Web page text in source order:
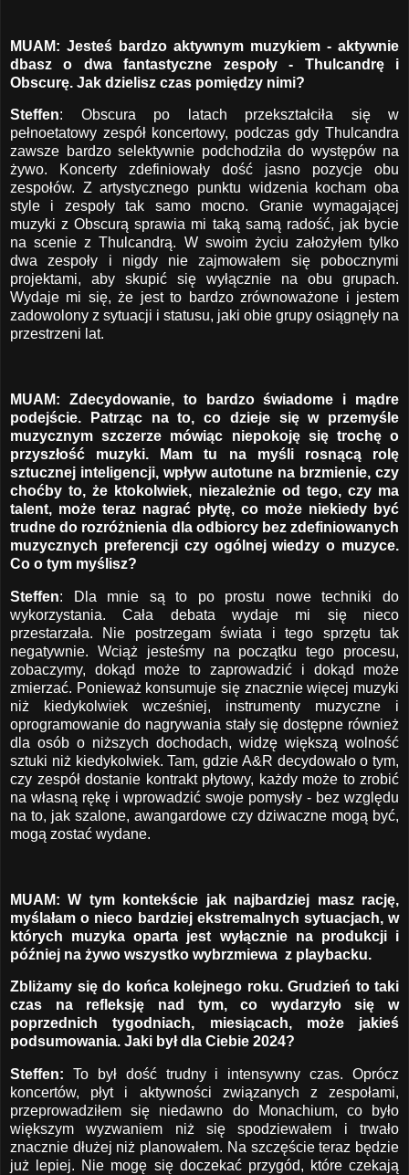
MUAM: Jesteś bardzo aktywnym muzykiem - aktywnie
dbasz o dwa fantastyczne zespoły - Thulcandrę i
Obscurę. Jak dzielisz czas pomiędzy nimi?
Steffen: Obscura po latach przekształciła się w
pełnoetatowy zespół koncertowy, podczas gdy Thulcandra
zawsze bardzo selektywnie podchodziła do występów na
żywo. Koncerty zdefiniowały dość jasno pozycje obu
zespołów. Z artystycznego punktu widzenia kocham oba
style i zespoły tak samo mocno. Granie wymagającej
muzyki z Obscurą sprawia mi taką samą radość, jak bycie
na scenie z Thulcandrą. W swoim życiu założyłem tylko
dwa zespoły i nigdy nie zajmowałem się pobocznymi
projektami, aby skupić się wyłącznie na obu grupach.
Wydaje mi się, że jest to bardzo zrównoważone i jestem
zadowolony z sytuacji i statusu, jaki obie grupy osiągnęły na
przestrzeni lat.
MUAM: Zdecydowanie, to bardzo świadome i mądre
podejście. Patrząc na to, co dzieje się w przemyśle
muzycznym szczerze mówiąc niepokoję się trochę o
przyszłość muzyki. Mam tu na myśli rosnącą rolę
sztucznej inteligencji, wpływ autotune na brzmienie, czy
choćby to, że ktokolwiek, niezależnie od tego, czy ma
talent, może teraz nagrać płytę, co może niekiedy być
trudne do rozróżnienia dla odbiorcy bez zdefiniowanych
muzycznych preferencji czy ogólnej wiedzy o muzyce.
Co o tym myślisz?
Steffen: Dla mnie są to po prostu nowe techniki do
wykorzystania. Cała debata wydaje mi się nieco
przestarzała. Nie postrzegam świata i tego sprzętu tak
negatywnie. Wciąż jesteśmy na początku tego procesu,
zobaczymy, dokąd może to zaprowadzić i dokąd może
zmierzać. Ponieważ konsumuje się znacznie więcej muzyki
niż kiedykolwiek wcześniej, instrumenty muzyczne i
oprogramowanie do nagrywania stały się dostępne również
dla osób o niższych dochodach, widzę większą wolność
sztuki niż kiedykolwiek. Tam, gdzie A&R decydowało o tym,
czy zespół dostanie kontrakt płytowy, każdy może to zrobić
na własną rękę i wprowadzić swoje pomysły - bez względu
na to, jak szalone, awangardowe czy dziwaczne mogą być,
mogą zostać wydane.
MUAM: W tym kontekście jak najbardziej masz rację,
myślałam o nieco bardziej ekstremalnych sytuacjach, w
których muzyka oparta jest wyłącznie na produkcji i
później na żywo wszystko wybrzmiewa z playbacku.
Zbliżamy się do końca kolejnego roku. Grudzień to taki
czas na refleksję nad tym, co wydarzyło się w
poprzednich tygodniach, miesiącach, może jakieś
podsumowania. Jaki był dla Ciebie 2024?
Steffen: To był dość trudny i intensywny czas. Oprócz
koncertów, płyt i aktywności związanych z zespołami,
przeprowadziłem się niedawno do Monachium, co było
większym wyzwaniem niż się spodziewałem i trwało
znacznie dłużej niż planowałem. Na szczęście teraz będzie
już lepiej. Nie mogę się doczekać przygód, które czekają